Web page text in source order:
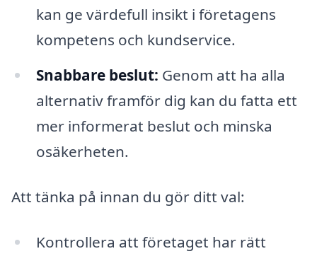
kan ge värdefull insikt i företagens
kompetens och kundservice.
Snabbare beslut: Genom att ha alla
alternativ framför dig kan du fatta ett
mer informerat beslut och minska
osäkerheten.
Att tänka på innan du gör ditt val:
Kontrollera att företaget har rätt